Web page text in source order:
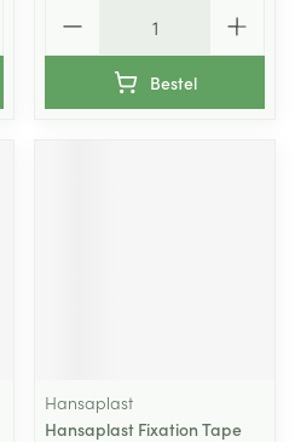
Bestel
Hansaplast
Hansaplast Fixation Tape